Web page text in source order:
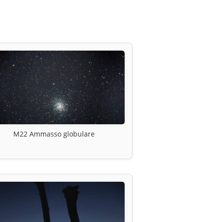
M22 Ammasso globulare